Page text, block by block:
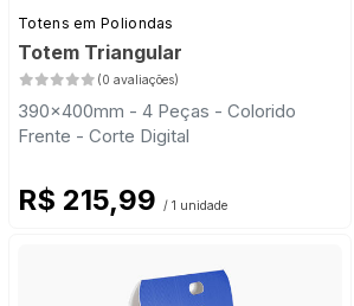
Totens em Poliondas
Totem Triangular
(0 avaliações)
390x400mm - 4 Peças - Colorido
Frente - Corte Digital
R$ 215,99 / 1 unidade